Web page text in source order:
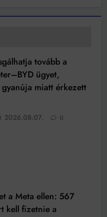
tovább a
ügyet,
gyanúja miatt érkezett
2026.08.07. 0
a Meta ellen: 567
kell fizetnie a